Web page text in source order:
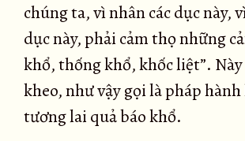
chúng ta, vì nhân các dục này,
dục này, phải cảm thọ những
khổ, thống khổ, khốc liệt”. Này
kheo, như vậy gọi là pháp
tương lai quả báo khổ.